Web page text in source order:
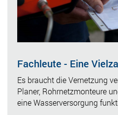
Fachleute - Eine
Es braucht die Vernetzung
Planer, Rohrnetzmonteure
eine Wasserversorgung